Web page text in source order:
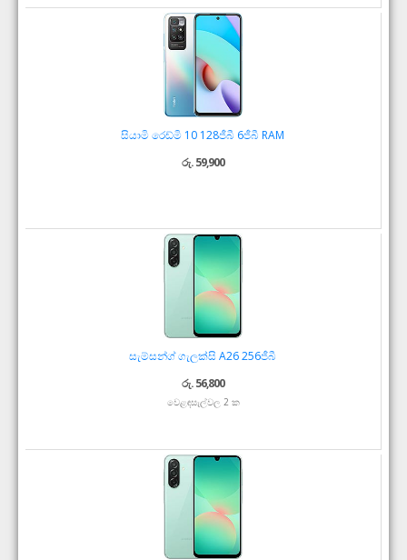
සියාමි රෙඩ්මි 10 128ජීබී 6ජීබී RAM
රු. 59,900
සැම්සන්ග් ගැලක්සි A26 256ජීබී
රු. 56,800
වෙළඳසැල්වල 2 ක